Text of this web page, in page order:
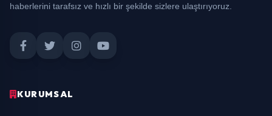
haberlerini tarafsız ve hızlı bir şekilde sizlere ulaştırıyoruz.
KURUMSAL